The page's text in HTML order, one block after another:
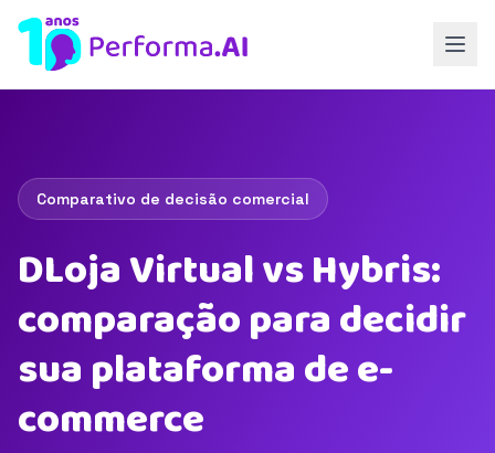
Comparativo de decisão comercial
DLoja Virtual vs Hybris:
comparação para decidir
sua plataforma de e-
commerce